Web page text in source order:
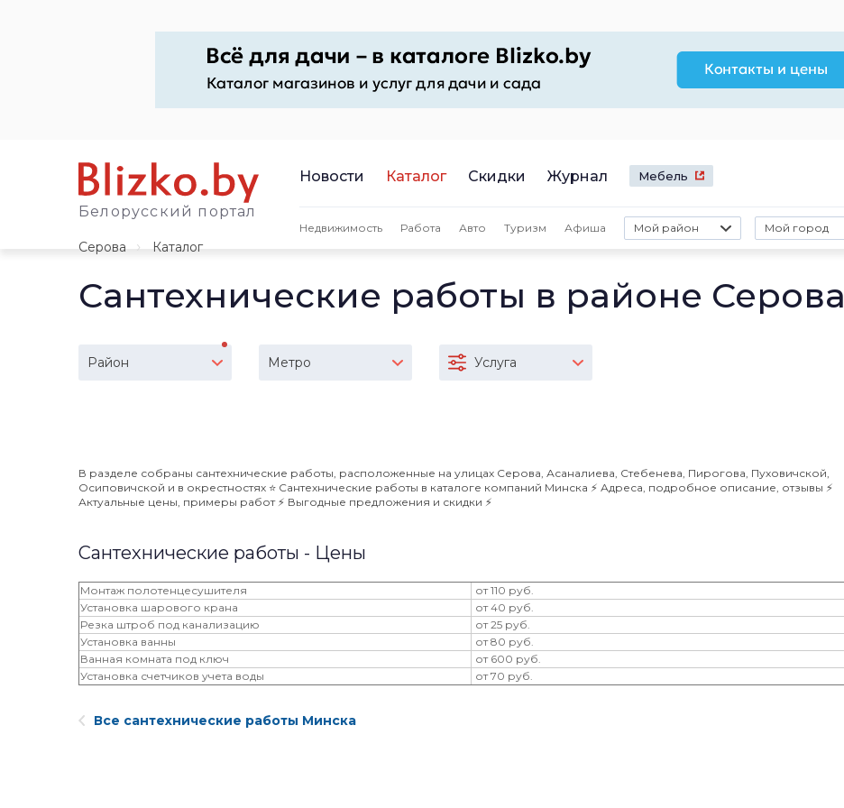
Белорусский портал
Новости Каталог Скидки Журнал Мебель
Недвижимость Работа Авто Туризм Афиша Мой район Мой город
Серова
Каталог
Сантехнические работы в районе Серова
Район Метро Услуга
В разделе собраны сантехнические работы, расположенные на улицах Серова, Асаналиева, Стебенева, Пирогова, Пуховичской,
Осиповичской и в окрестностях ⭐️ Сантехнические работы в каталоге компаний Минска ⚡️ Адреса, подробное описание, отзывы ⚡️
Актуальные цены, примеры работ ⚡️ Выгодные предложения и скидки ⚡️
Сантехнические работы - Цены
Монтаж полотенцесушителя
от 110 руб.
Установка шарового крана
от 40 руб.
Резка штроб под канализацию
от 25 руб.
Установка ванны
от 80 руб.
Ванная комната под ключ
от 600 руб.
Установка счетчиков учета воды
от 70 руб.
Все сантехнические работы Минска